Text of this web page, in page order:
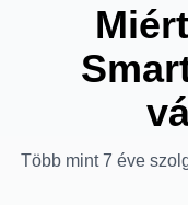
Több mint 7 éve